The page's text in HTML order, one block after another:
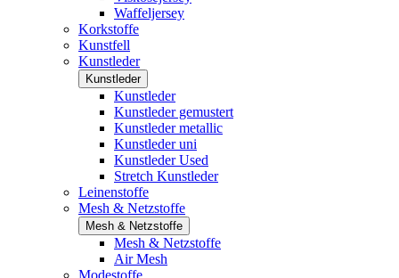
Waffeljersey
Korkstoffe
Kunstfell
Kunstleder
Kunstleder
Kunstleder
Kunstleder gemustert
Kunstleder metallic
Kunstleder uni
Kunstleder Used
Stretch Kunstleder
Leinenstoffe
Mesh & Netzstoffe
Mesh & Netzstoffe
Mesh & Netzstoffe
Air Mesh
Modestoffe